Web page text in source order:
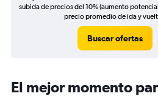
subida de precios del 10% (aumento
precio promedio de ida y
Buscar ofertas
El mejor momento